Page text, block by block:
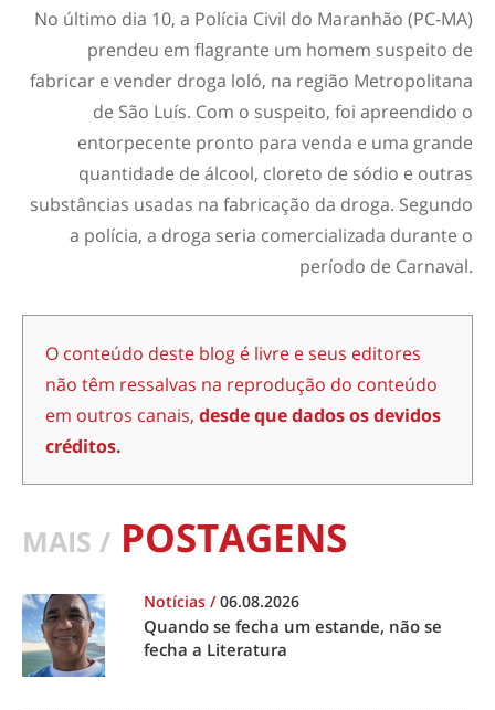
No último dia 10, a Polícia Civil do Maranhão (PC-MA)
prendeu em flagrante um homem suspeito de
fabricar e vender droga loló, na região Metropolitana
de São Luís. Com o suspeito, foi apreendido o
entorpecente pronto para venda e uma grande
quantidade de álcool, cloreto de sódio e outras
substâncias usadas na fabricação da droga. Segundo
a polícia, a droga seria comercializada durante o
período de Carnaval.
O conteúdo deste blog é livre e seus editores
não têm ressalvas na reprodução do conteúdo
em outros canais, desde que dados os devidos
créditos.
MAIS / POSTAGENS
Notícias /06.08.2026
Quando se fecha um estande, não se
fecha a Literatura